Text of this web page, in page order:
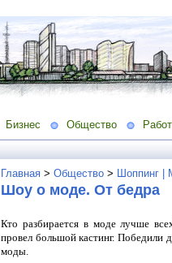
Бизнес Общество
Главная > Общество > Шоппинг |
Шоу о моде. От бедра
Кто разбирается в моде лучше
провел большой кастинг. Победили
моды.